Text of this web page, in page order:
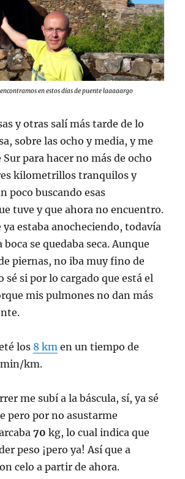
en estos días de puente laaaaargo
y otras salí más tarde de lo
sobre las ocho y media, y me
para hacer no más de ocho
kilometrillos tranquilos y
poco buscando esas
tuve y que ahora no encuentro.
ya estaba anocheciendo, todavía
se quedaba seca. Aunque
piernas, no iba muy fino de
sé si por lo cargado que está el
mis pulmones no dan más
los 8 km en un tiempo de
min/km.
me subí a la báscula, sí, ya sé
pero por no asustarme
70 kg, lo cual indica que
peso ¡pero ya! Así que a
celo a partir de ahora.